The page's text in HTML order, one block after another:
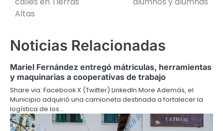
entradas
Altas
Noticias Relacionadas
Mariel Fernández entregó mátriculas, herramientas
y maquinarias a cooperativas de trabajo
Share via: Facebook X (Twitter) LinkedIn More Además, el
Municipio adquirió una camioneta destinada a fortalecer la
logística de los…